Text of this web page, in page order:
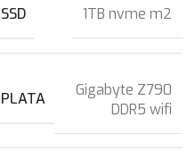
SSD 1TB nvme m2
PLATA
Gigabyte Z790
DDR5 wifi